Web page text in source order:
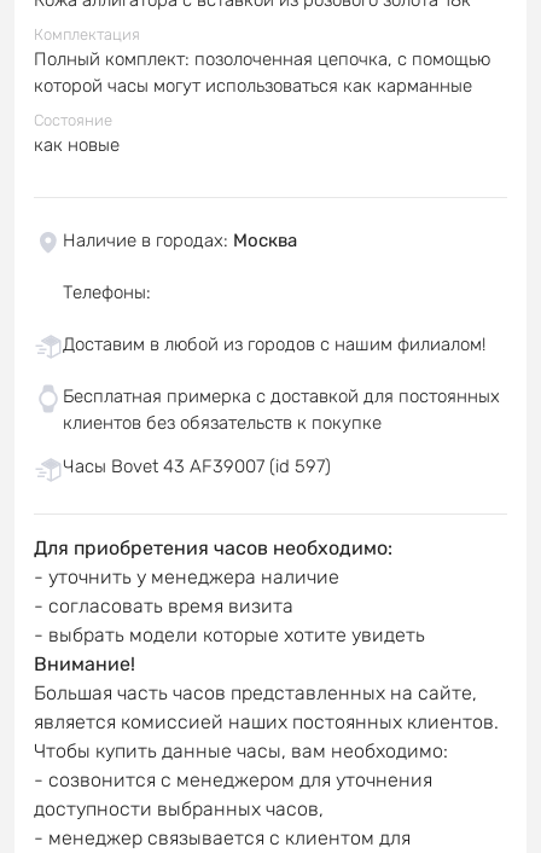
Комплектация
Полный комплект: позолоченная цепочка, с помощью
которой часы могут использоваться как карманные
Состояние
как новые
Наличие в городах: Москва
Телефоны:
Доставим в любой из городов с нашим филиалом!
Бесплатная примерка с доставкой для постоянных
клиентов без обязательств к покупке
Часы Bovet 43 AF39007 (id 597)
Для приобретения часов необходимо:
- уточнить у менеджера наличие
- согласовать время визита
- выбрать модели которые хотите увидеть
Внимание!
Большая часть часов представленных на сайте,
является комиссией наших постоянных клиентов.
Чтобы купить данные часы, вам необходимо:
- созвонится с менеджером для уточнения
доступности выбранных часов,
- менеджер связывается с клиентом для